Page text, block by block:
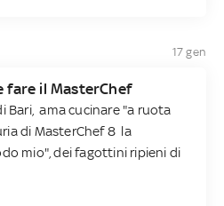
17 gen
fare il MasterChef
Bari, ama cucinare "a ruota
di MasterChef 8 la
mio", dei fagottini ripieni di